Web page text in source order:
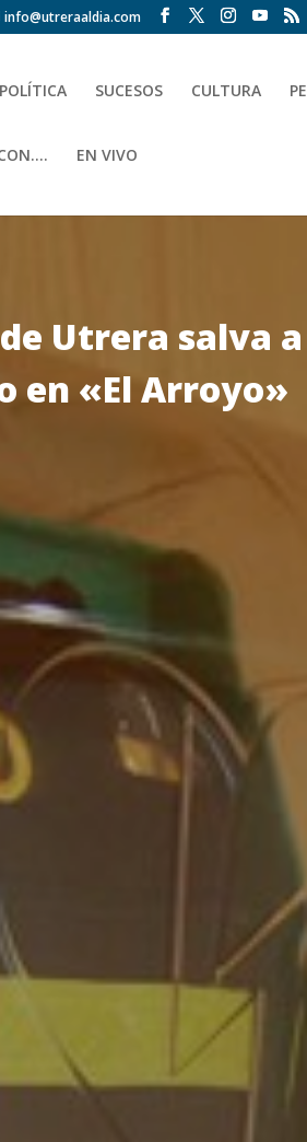
info@utreraaldia.com
POLÍTICA SUCESOS CULTURA
EN VIVO
Utrera salva
en «El Arroyo»